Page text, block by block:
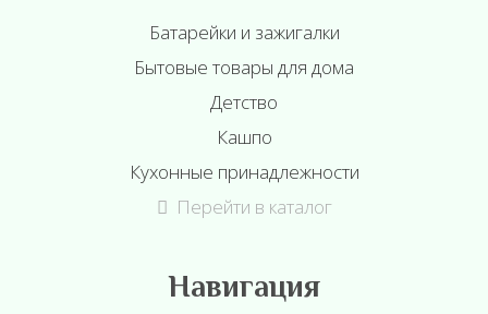
Батарейки и зажигалки
Бытовые товары для дома
Детство
Кашпо
Кухонные принадлежности
Перейти в каталог
Навигация